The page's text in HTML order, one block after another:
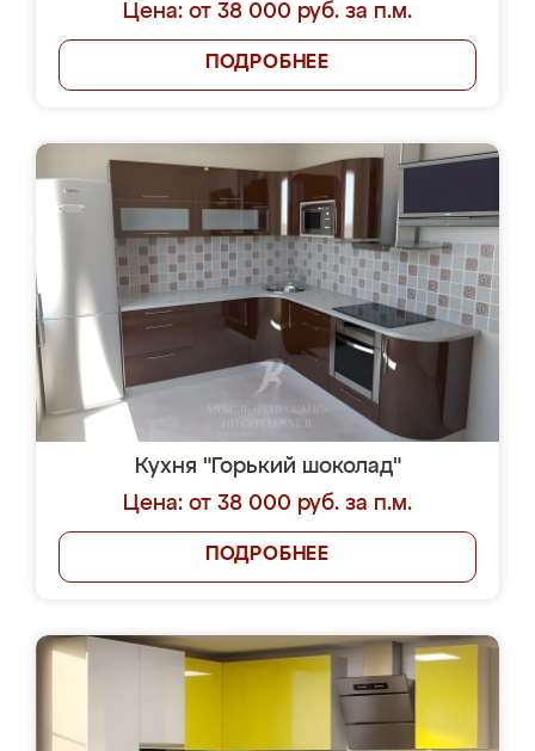
Цена: от 38 000 руб. за п.м.
ПОДРОБНЕЕ
Кухня "Горький шоколад"
Цена: от 38 000 руб. за п.м.
ПОДРОБНЕЕ